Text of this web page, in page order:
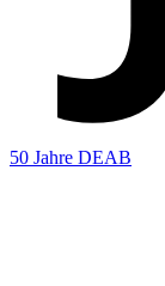
50 Jahre DEAB